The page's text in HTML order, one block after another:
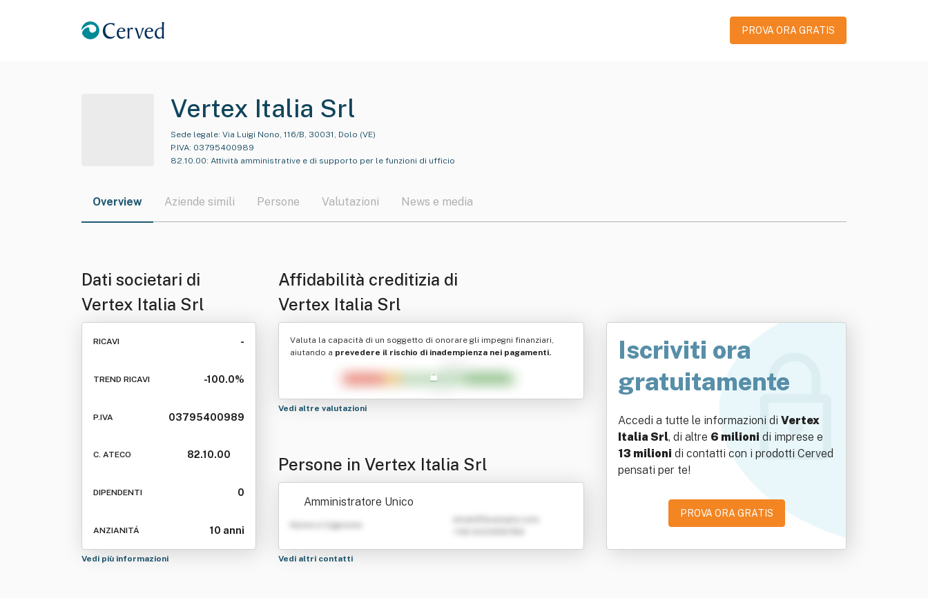
PROVA ORA GRATIS
Vertex Italia Srl
Sede legale: Via Luigi Nono, 116/B, 30031, Dolo (VE)
P.IVA: 03795400989
82.10.00: Attività amministrative e di supporto per le funzioni di ufficio
Overview Aziende simili Persone Valutazioni News e media
Dati societari di
Vertex Italia Srl
RICAVI -
TREND RICAVI -100.0%
P.IVA 03795400989
C. ATECO 82.10.00
DIPENDENTI 0
ANZIANITÁ 10 anni
Vedi più informazioni
Affidabilità creditizia di
Vertex Italia Srl
Valuta la capacità di un soggetto di onorare gli impegni finanziari,
aiutando a prevedere il rischio di inadempienza nei pagamenti.
Vedi altre valutazioni
Persone in Vertex Italia Srl
Amministratore Unico
Nome e Cognome
Vedi altri contatti
Iscriviti ora
gratuitamente
Accedi a tutte le informazioni di Vertex
Italia Srl, di altre 6 milioni di imprese e
13 milioni di contatti con i prodotti Cerved
pensati per te!
PROVA ORA GRATIS